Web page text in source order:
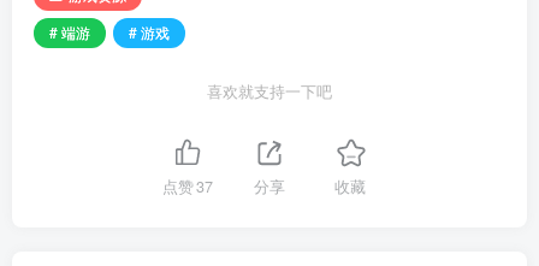
# 端游
# 游戏
喜欢就支持一下吧
点赞37 分享 收藏